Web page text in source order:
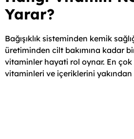
Yarar?
Bağışıklık sisteminden kemik
üretiminden cilt bakımına kadar
vitaminler hayati rol oynar. En
vitaminleri ve içeriklerini yakından